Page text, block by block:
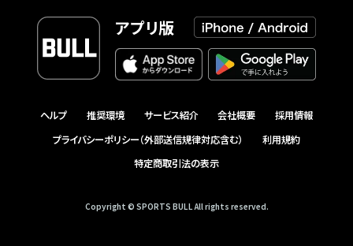
アプリ版
ヘルプ 推奨環境 サービス紹介 会社概要
採用情報
プライバシーポリシー（外部送信規律対応含む）
利用規約
特定商取引法の表示
Copyright © SPORTS BULL All rights reserved.